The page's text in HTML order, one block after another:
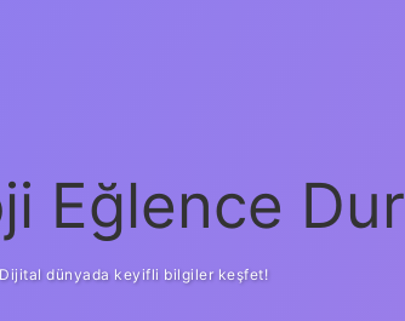
Eğlence
Dijital dünyada keyifli bilgiler keşfet!